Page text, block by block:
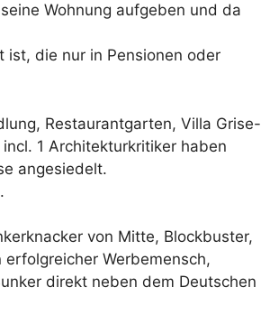
Wohnung aufgeben und da
ist, die nur in Pensionen oder
Restaurantgarten, Villa Grise-
1 Architekturkritiker haben
angesiedelt.
von Mitte, Blockbuster,
erfolgreicher Werbemensch,
direkt neben dem Deutschen